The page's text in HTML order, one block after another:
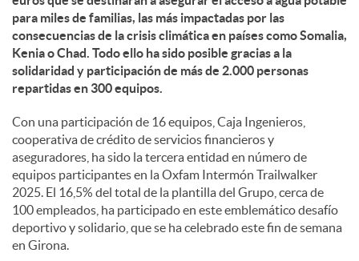
i
d
o
s
para miles de familias, las más impactadas por las
consecuencias de la crisis climática en países como Somalia,
Kenia o Chad. Todo ello ha sido posible gracias a la
solidaridad y participación de más de 2.000 personas
repartidas en 300 equipos.
Con una participación de 16 equipos, Caja Ingenieros,
cooperativa de crédito de servicios financieros y
aseguradores, ha sido la tercera entidad en número de
equipos participantes en la Oxfam Intermón Trailwalker
2025. El 16,5% del total de la plantilla del Grupo, cerca de
100 empleados, ha participado en este emblemático desafío
deportivo y solidario, que se ha celebrado este fin de semana
en Girona.